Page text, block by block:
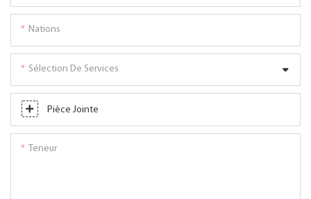
Nations
Sélection De Services
Pièce Jointe
Teneur